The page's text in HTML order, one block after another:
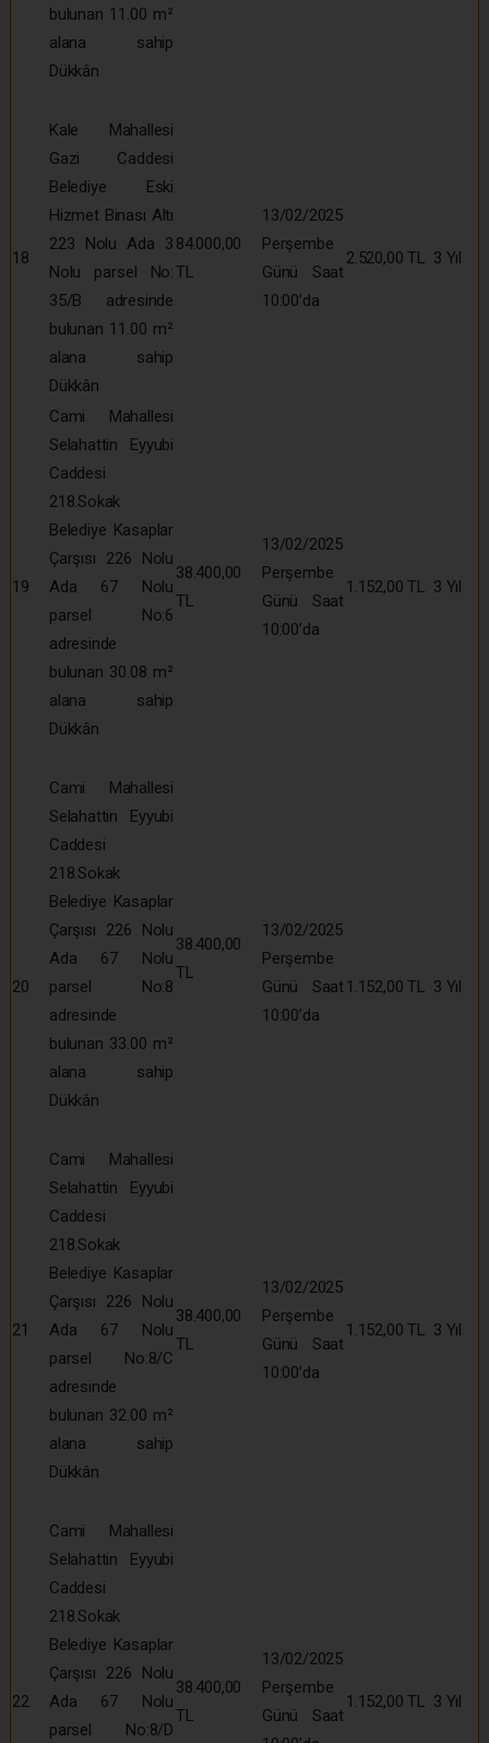
bulunan 11.00 m²
alana sahip
Dükkân
18
Kale Mahallesi
Gazi Caddesi
Belediye Eski
Hizmet Binası Altı
223 Nolu Ada 3
Nolu parsel No:
35/B adresinde
bulunan 11.00 m²
alana sahip
Dükkân
84.000,00
TL
13/02/2025
Perşembe
Günü Saat
10:00’da
2.520,00 TL 3 Yıl
19
Cami Mahallesi
Selahattin Eyyubi
Caddesi
218.Sokak
Belediye Kasaplar
Çarşısı 226 Nolu
Ada 67 Nolu
parsel No:6
adresinde
bulunan 30.08 m²
alana sahip
Dükkân
38.400,00
TL
13/02/2025
Perşembe
Günü Saat
10:00’da
1.152,00 TL 3 Yıl
20
Cami Mahallesi
Selahattin Eyyubi
Caddesi
218.Sokak
Belediye Kasaplar
Çarşısı 226 Nolu
Ada 67 Nolu
parsel No:8
adresinde
bulunan 33.00 m²
alana sahip
Dükkân
38.400,00
TL
13/02/2025
Perşembe
Günü Saat
10:00’da
1.152,00 TL 3 Yıl
21
Cami Mahallesi
Selahattin Eyyubi
Caddesi
218.Sokak
Belediye Kasaplar
Çarşısı 226 Nolu
Ada 67 Nolu
parsel No:8/C
adresinde
bulunan 32.00 m²
alana sahip
Dükkân
38.400,00
TL
13/02/2025
Perşembe
Günü Saat
10:00’da
1.152,00 TL 3 Yıl
22
Cami Mahallesi
Selahattin Eyyubi
Caddesi
218.Sokak
Belediye Kasaplar
Çarşısı 226 Nolu
Ada 67 Nolu
parsel No:8/D
38.400,00
TL
13/02/2025
Perşembe
Günü Saat
1.152,00 TL 3 Yıl